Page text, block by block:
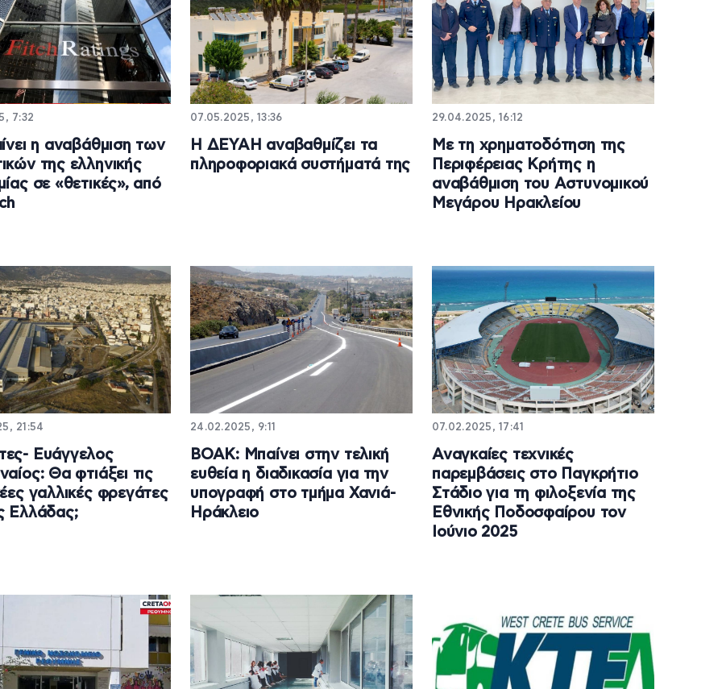
7:32
η αναβάθμιση των
της ελληνικής
σε «θετικές», από
07.05.2025, 13:36
Η ΔΕΥΑΗ αναβαθμίζει τα
πληροφοριακά συστήματά της
29.04.2025, 16:12
Με τη χρηματοδότηση της
Περιφέρειας Κρήτης η
αναβάθμιση του Αστυνομικού
Μεγάρου Ηρακλείου
21:54
Ευάγγελος
Θα φτιάξει τις
γαλλικές φρεγάτες
Ελλάδας;
24.02.2025, 9:11
ΒΟΑΚ: Μπαίνει στην τελική
ευθεία η διαδικασία για την
υπογραφή στο τμήμα Χανιά-
Ηράκλειο
07.02.2025, 17:41
Αναγκαίες τεχνικές
παρεμβάσεις στο Παγκρήτιο
Στάδιο για τη φιλοξενία της
Εθνικής Ποδοσφαίρου τον
Ιούνιο 2025